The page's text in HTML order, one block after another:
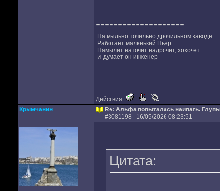
--------------------
На мыльно точильно дрочильном заводе
Работает маленький Пьер
Намылит наточит надрочит, хохочет
И думает он инженер
Действия:
Крымчанин
Re: Альфа попыталась наипать.
#3081198 - 16/05/2026 08:23:51
Цитата: